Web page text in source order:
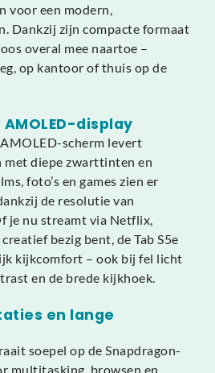
voor een modern,
Dankzij zijn compacte formaat
overal mee naartoe –
op kantoor of thuis op de
display
scherm levert
met diepe zwarttinten en
foto’s en games zien er
de resolutie van
je nu streamt via Netflix,
bezig bent, de Tab S5e
kijkcomfort – ook bij fel licht
en de brede kijkhoek.
en lange
soepel op de Snapdragon-
multitasking, browsen en